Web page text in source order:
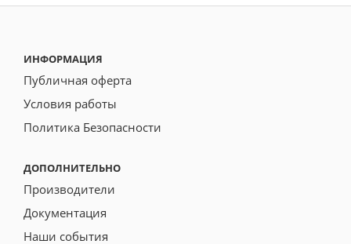
ИНФОРМАЦИЯ
Публичная оферта
Условия работы
Политика Безопасности
ДОПОЛНИТЕЛЬНО
Производители
Документация
Наши события